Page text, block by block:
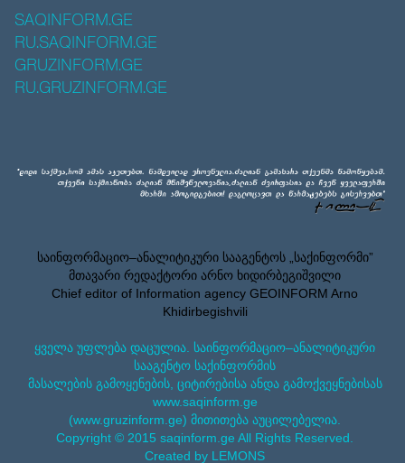
SAQINFORM.GE
RU.SAQINFORM.GE
GRUZINFORM.GE
RU.GRUZINFORM.GE
საინფორმაციო–ანალიტიკური სააგენტოს „საქინფორმი”
მთავარი რედაქტორი არნო ხიდირბეგიშვილი
Chief editor of Information agency GEOINFORM Arno
Khidirbegishvili
ყველა უფლება დაცულია. საინფორმაციო–ანალიტიკური
სააგენტო საქინფორმის
მასალების გამოყენების, ციტირებისა ანდა გამოქვეყნებისას
www.saqinform.ge
(www.gruzinform.ge) მითითება აუცილებელია.
Copyright © 2015 saqinform.ge All Rights Reserved.
Created by LEMONS